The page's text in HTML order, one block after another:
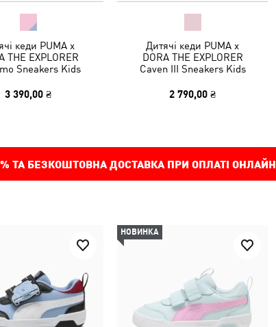
кеди PUMA x
THE EXPLORER
Sneakers Kids
3 390,00 ₴
Дитячі кеди PUMA x
DORA THE EXPLORER
Caven III Sneakers Kids
2 790,00 ₴
ТА БЕЗКОШТОВНА ДОСТАВКА ПРИ ОПЛАТІ ОНЛАЙН
НОВИНКА